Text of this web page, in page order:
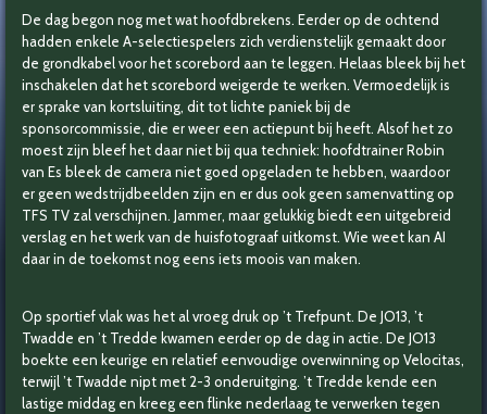
De dag begon nog met wat hoofdbrekens. Eerder op de ochtend
hadden enkele A-selectiespelers zich verdienstelijk gemaakt door
de grondkabel voor het scorebord aan te leggen. Helaas bleek bij het
inschakelen dat het scorebord weigerde te werken. Vermoedelijk is
er sprake van kortsluiting, dit tot lichte paniek bij de
sponsorcommissie, die er weer een actiepunt bij heeft. Alsof het zo
moest zijn bleef het daar niet bij qua techniek: hoofdtrainer Robin
van Es bleek de camera niet goed opgeladen te hebben, waardoor
er geen wedstrijdbeelden zijn en er dus ook geen samenvatting op
TFS TV zal verschijnen. Jammer, maar gelukkig biedt een uitgebreid
verslag en het werk van de huisfotograaf uitkomst. Wie weet kan AI
daar in de toekomst nog eens iets moois van maken.
Op sportief vlak was het al vroeg druk op ’t Trefpunt. De JO13, ’t
Twadde en ’t Tredde kwamen eerder op de dag in actie. De JO13
boekte een keurige en relatief eenvoudige overwinning op Velocitas,
terwijl ’t Twadde nipt met 2-3 onderuitging. ’t Tredde kende een
lastige middag en kreeg een flinke nederlaag te verwerken tegen